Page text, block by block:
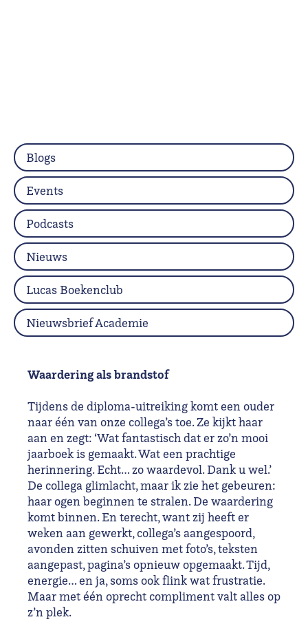
Waardering als brandstof
Tijdens de diploma-uitreiking komt een ouder
naar één van onze collega’s toe. Ze kijkt haar
aan en zegt: ‘Wat fantastisch dat er zo’n mooi
jaarboek is gemaakt. Wat een prachtige
herinnering. Echt… zo waardevol. Dank u wel.’
De collega glimlacht, maar ik zie het gebeuren:
haar ogen beginnen te stralen. De waardering
komt binnen. En terecht, want zij heeft er
weken aan gewerkt, collega’s aangespoord,
avonden zitten schuiven met foto’s, teksten
aangepast, pagina’s opnieuw opgemaakt. Tijd,
energie… en ja, soms ook flink wat frustratie.
Maar met één oprecht compliment valt alles op
z’n plek.
Blogs
Events
Podcasts
Nieuws
Lucas Boekenclub
Nieuwsbrief Academie